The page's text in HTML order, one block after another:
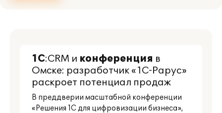
1С:CRM и конференция в
Омске: разработчик «1С-Рарус»
раскроет потенциал продаж
В преддверии масштабной конференции
«Решения 1С для цифровизации бизнеса»,